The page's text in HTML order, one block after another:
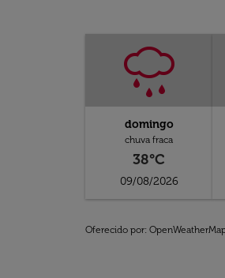
domingo
chuva fraca
38°C
09/08/2026
Oferecido por: